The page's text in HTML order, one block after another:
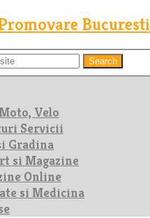
Bucuresti
Search
Velo
Servicii
Gradina
si Magazine
Online
si Medicina